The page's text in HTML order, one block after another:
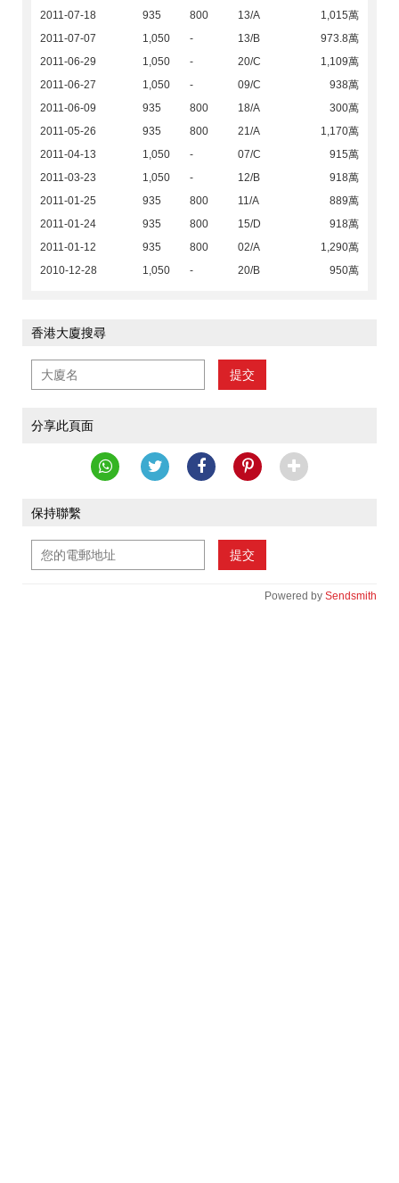
2011-07-18
935 800 13/A
1,015萬
2011-07-07
1,050 - 13/B
973.8萬
2011-06-29
1,050 - 20/C
1,109萬
2011-06-27
1,050 - 09/C
938萬
2011-06-09
935 800 18/A
300萬
2011-05-26
935 800 21/A
1,170萬
2011-04-13
1,050 - 07/C
915萬
2011-03-23
1,050 - 12/B
918萬
2011-01-25
935 800 11/A
889萬
2011-01-24
935 800 15/D
918萬
2011-01-12
935 800 02/A
1,290萬
2010-12-28
1,050 - 20/B 950萬
香港大廈搜尋
提交
分享此頁面
保持聯繫
提交
Powered by Sendsmith